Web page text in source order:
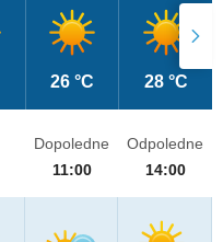
26 °C 28 °C
Dopoledne
11:00
Odpoledne
14:00